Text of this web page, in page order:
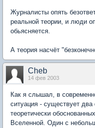
Журналисты опять
реальной теории, и люди
обьясняется.
А теория насчёт
Cheb
14 фев 2003
Как я слышал, в
ситуация - существует
теоретически
Вселенной. Один с